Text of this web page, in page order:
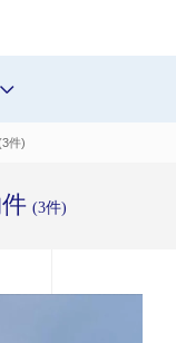
件)
(3件)